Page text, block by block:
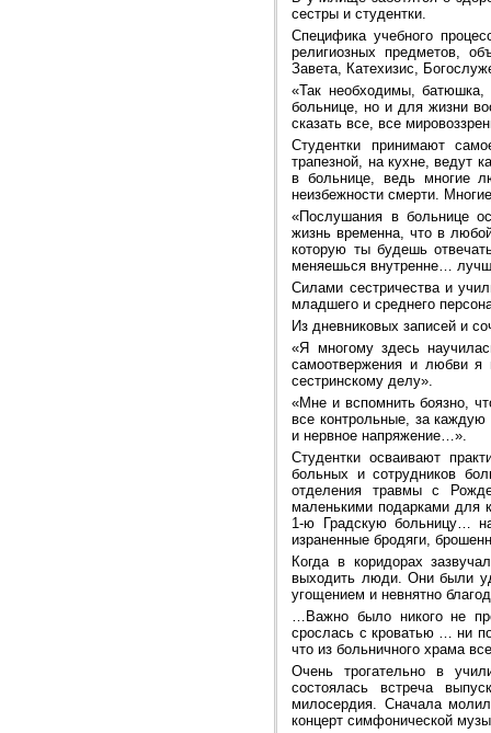
сестры и студентки.
Специфика учебного
религиозных предметов,
Завета, Катехизис,
«Так необходимы,
больнице, но и для жизни
сказать все, все
Студентки принимают
трапезной, на кухне, ведут
в больнице, ведь многие
неизбежности смерти.
«Послушания в больнице
жизнь временна, что в
которую ты будешь
меняешься внутренне…
Силами сестричества и
младшего и среднего
Из дневниковых записей и
«Я многому здесь
самоотвержения и любви
сестринскому делу».
«Мне и вспомнить боязно,
все контрольные, за
и нервное напряжение…».
Студентки осваивают
больных и сотрудников
отделения травмы с
маленькими подарками для
1-ю Градскую больницу…
израненные бродяги,
Когда в коридорах
выходить люди. Они были
угощением и невнятно
…Важно было никого не
срослась с кроватью … ни
что из больничного храма
Очень трогательно в
состоялась встреча
милосердия. Сначала
концерт симфонической